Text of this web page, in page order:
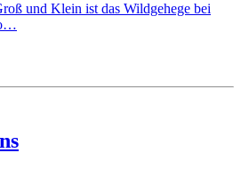
und Klein ist das Wildgehege bei